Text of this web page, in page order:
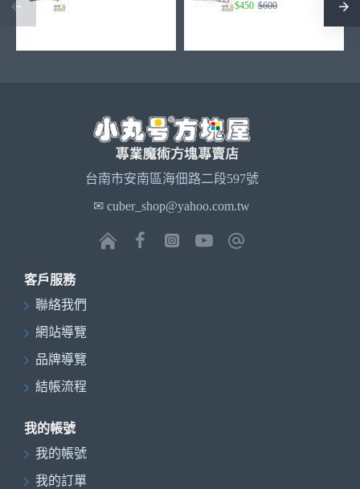
$450 $600
台南市安南區海佃路二段597號
✉ cuber_shop@yahoo.com.tw
客戶服務
聯絡我們
網站導覽
品牌導覽
結帳流程
我的帳號
我的帳號
我的訂單